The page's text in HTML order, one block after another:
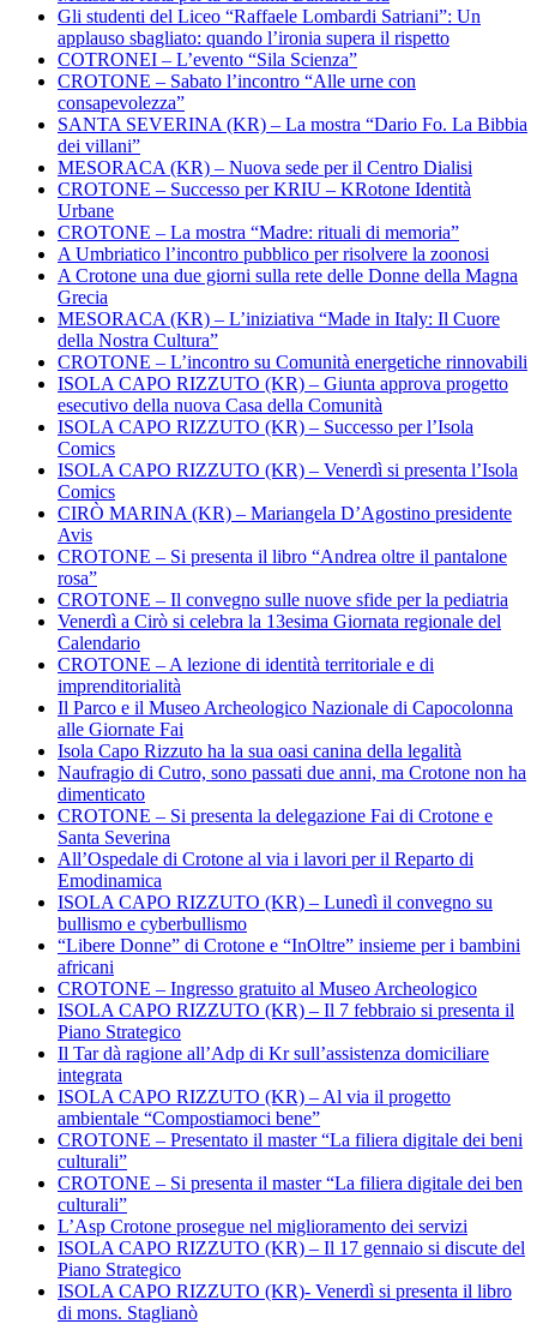
Gli studenti del Liceo “Raffaele Lombardi Satriani”: Un
applauso sbagliato: quando l’ironia supera il rispetto
COTRONEI – L’evento “Sila Scienza”
CROTONE – Sabato l’incontro “Alle urne con
consapevolezza”
SANTA SEVERINA (KR) – La mostra “Dario Fo. La Bibbia
dei villani”
MESORACA (KR) – Nuova sede per il Centro Dialisi
CROTONE – Successo per KRIU – KRotone Identità
Urbane
CROTONE – La mostra “Madre: rituali di memoria”
A Umbriatico l’incontro pubblico per risolvere la zoonosi
A Crotone una due giorni sulla rete delle Donne della Magna
Grecia
MESORACA (KR) – L’iniziativa “Made in Italy: Il Cuore
della Nostra Cultura”
CROTONE – L’incontro su Comunità energetiche rinnovabili
ISOLA CAPO RIZZUTO (KR) – Giunta approva progetto
esecutivo della nuova Casa della Comunità
ISOLA CAPO RIZZUTO (KR) – Successo per l’Isola
Comics
ISOLA CAPO RIZZUTO (KR) – Venerdì si presenta l’Isola
Comics
CIRÒ MARINA (KR) – Mariangela D’Agostino presidente
Avis
CROTONE – Si presenta il libro “Andrea oltre il pantalone
rosa”
CROTONE – Il convegno sulle nuove sfide per la pediatria
Venerdì a Cirò si celebra la 13esima Giornata regionale del
Calendario
CROTONE – A lezione di identità territoriale e di
imprenditorialità
Il Parco e il Museo Archeologico Nazionale di Capocolonna
alle Giornate Fai
Isola Capo Rizzuto ha la sua oasi canina della legalità
Naufragio di Cutro, sono passati due anni, ma Crotone non ha
dimenticato
CROTONE – Si presenta la delegazione Fai di Crotone e
Santa Severina
All’Ospedale di Crotone al via i lavori per il Reparto di
Emodinamica
ISOLA CAPO RIZZUTO (KR) – Lunedì il convegno su
bullismo e cyberbullismo
“Libere Donne” di Crotone e “InOltre” insieme per i bambini
africani
CROTONE – Ingresso gratuito al Museo Archeologico
ISOLA CAPO RIZZUTO (KR) – Il 7 febbraio si presenta il
Piano Strategico
Il Tar dà ragione all’Adp di Kr sull’assistenza domiciliare
integrata
ISOLA CAPO RIZZUTO (KR) – Al via il progetto
ambientale “Compostiamoci bene”
CROTONE – Presentato il master “La filiera digitale dei beni
culturali”
CROTONE – Si presenta il master “La filiera digitale dei ben
culturali”
L’Asp Crotone prosegue nel miglioramento dei servizi
ISOLA CAPO RIZZUTO (KR) – Il 17 gennaio si discute del
Piano Strategico
ISOLA CAPO RIZZUTO (KR)- Venerdì si presenta il libro
di mons. Staglianò